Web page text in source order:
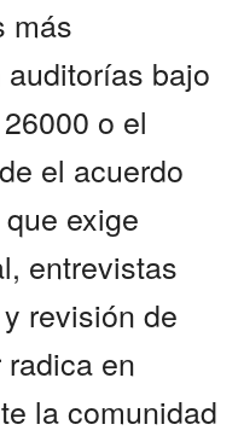
más
bajo
o el
el acuerdo
exige
entrevistas
revisión de
en
la comunidad